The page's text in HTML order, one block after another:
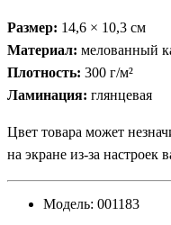
Размер: 14,6 × 10,3 см
Материал: мелованный
Плотность: 300 г/м²
Ламинация: глянцевая
Цвет товара может
на экране из-за настроек
Модель: 001183